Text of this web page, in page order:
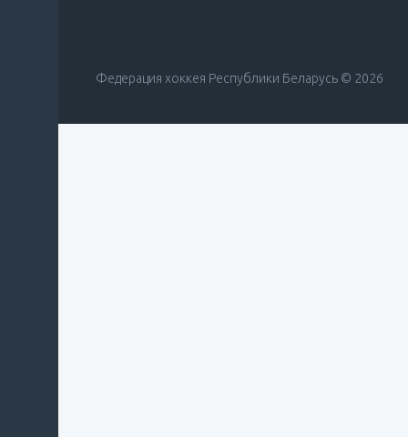
Федерация хоккея Республики Беларусь © 2026